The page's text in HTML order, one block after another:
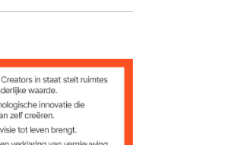
Nettogewicht